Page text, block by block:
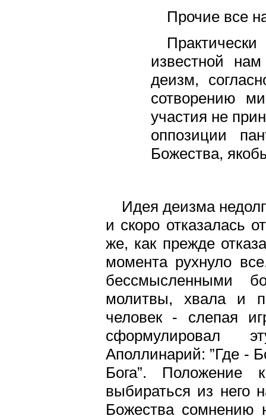
Прочие все
известной
деизм,
сотворению
участия не
оппозиции
Божества,
Идея деизма
и скоро отказалась
же, как прежде
момента рухнуло
бессмысленными
молитвы, хвала и
человек - слепая
сформулировал
Аполлинарий: ”Где -
Бога”. Положение
выбираться из него
Божества сомнению